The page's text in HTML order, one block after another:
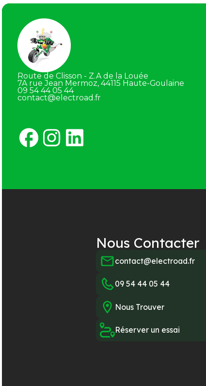
Route de Clisson - Z.A de la Louée
7A rue Jean Mermoz, 44115 Haute-Goulaine
09 54 44 05 44
contact@electroad.fr
Nous Contacter
contact@electroad.fr
09 54 44 05 44
Nous Trouver
Réserver un essai